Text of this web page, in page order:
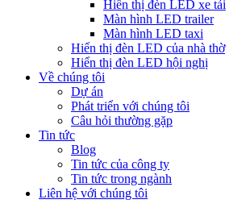
Hiển thị đèn LED xe tải
Màn hình LED trailer
Màn hình LED taxi
Hiển thị đèn LED của nhà thờ
Hiển thị đèn LED hội nghị
Về chúng tôi
Dự án
Phát triển với chúng tôi
Câu hỏi thường gặp
Tin tức
Blog
Tin tức của công ty
Tin tức trong ngành
Liên hệ với chúng tôi